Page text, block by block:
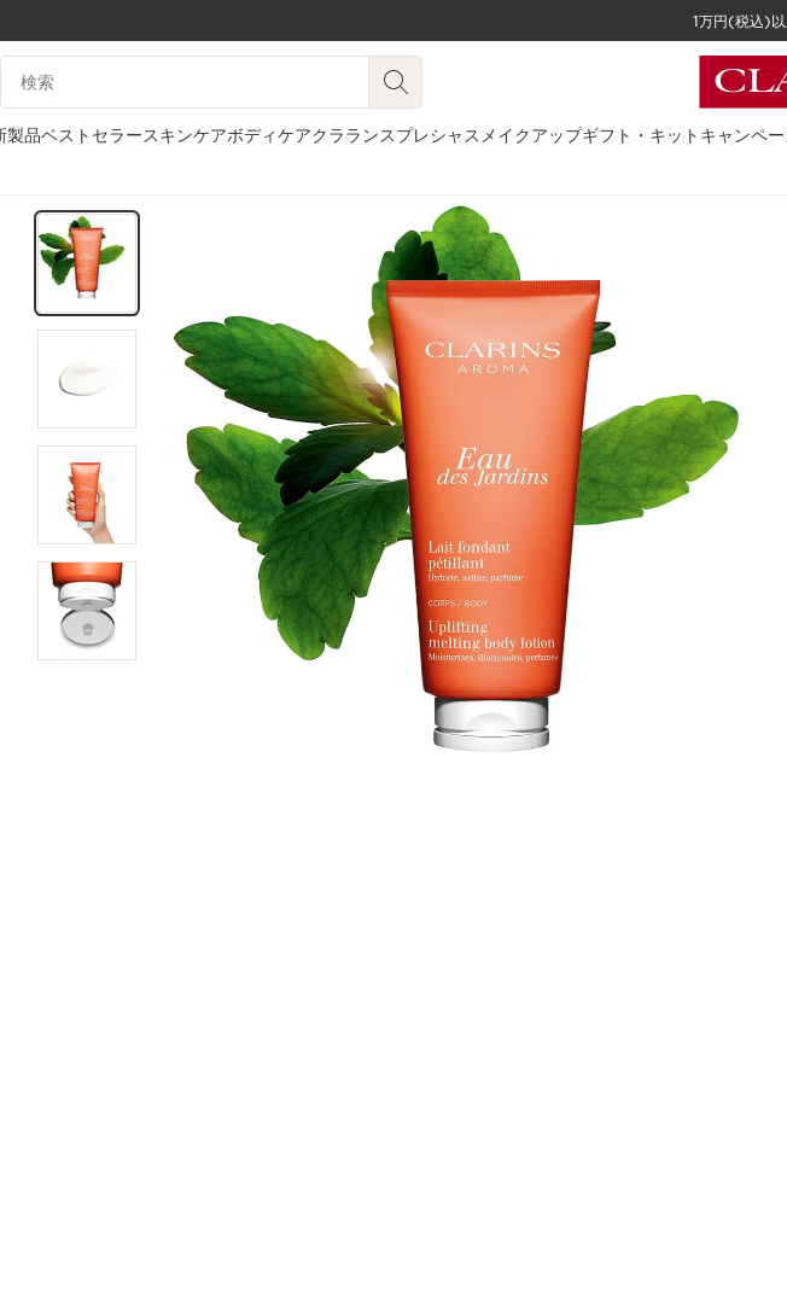
コンテンツへ移動
1万円(税込)
検索候補
製品ベストセラースキンケアボディケアクラランスプレシャス メイクアップギフト・キット キャンペー